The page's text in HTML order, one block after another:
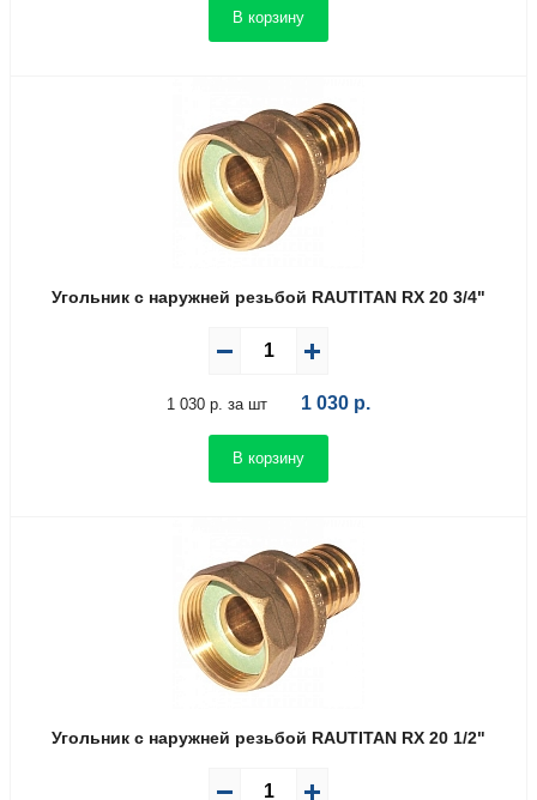
В корзину
Угольник с наружней резьбой RAUTITAN RX 20 3/4"
1 030 р. за шт 1 030 р.
В корзину
Угольник с наружней резьбой RAUTITAN RX 20 1/2"